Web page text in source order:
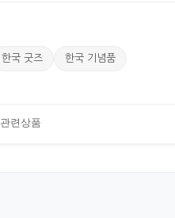
한국 굿즈 한국 기념품
관련상품